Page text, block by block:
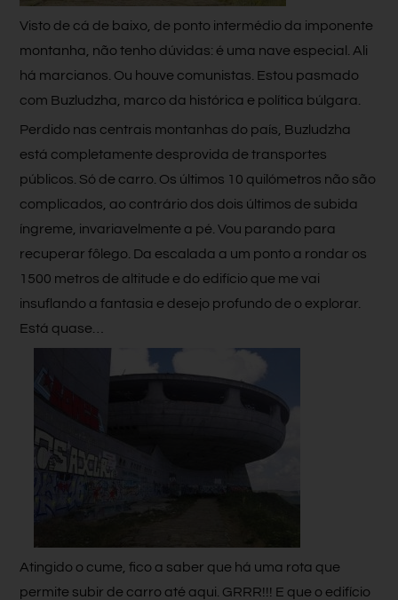
Visto de cá de baixo, de ponto intermédio da imponente
montanha, não tenho dúvidas: é uma nave especial. Ali
há marcianos. Ou houve comunistas. Estou pasmado
com Buzludzha, marco da histórica e política búlgara.
Perdido nas centrais montanhas do país, Buzludzha
está completamente desprovida de transportes
públicos. Só de carro. Os últimos 10 quilómetros não são
complicados, ao contrário dos dois últimos de subida
íngreme, invariavelmente a pé. Vou parando para
recuperar fôlego. Da escalada a um ponto a rondar os
1500 metros de altitude e do edifício que me vai
insuflando a fantasia e desejo profundo de o explorar.
Está quase…
Atingido o cume, fico a saber que há uma rota que
permite subir de carro até aqui. GRRR!!! E que o edifício